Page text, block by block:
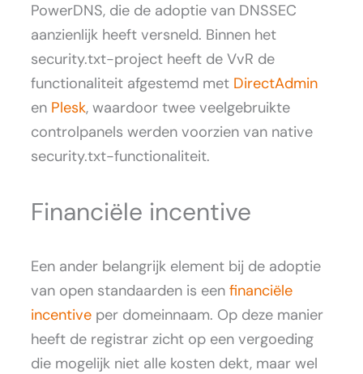
PowerDNS, die de adoptie van DNSSEC
aanzienlijk heeft versneld. Binnen het
security.txt-project heeft de VvR de
functionaliteit afgestemd met DirectAdmin
en Plesk, waardoor twee veelgebruikte
controlpanels werden voorzien van native
security.txt-functionaliteit.
Financiële incentive
Een ander belangrijk element bij de adoptie
van open standaarden is eenfinanciële
incentive per domeinnaam. Op deze manier
heeft de registrar zicht op een vergoeding
die mogelijk niet alle kosten dekt, maar wel